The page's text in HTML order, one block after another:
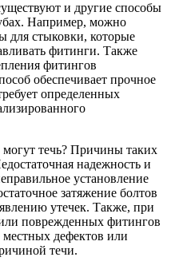
и другие способы
Например, можно
для стыковки, которые
фитинги. Также
фитингов
обеспечивает прочное
определенных
течь? Причины таких
надежность и
установление
затяжение болтов
утечек. Также, при
поврежденных фитингов
дефектов или
течи.